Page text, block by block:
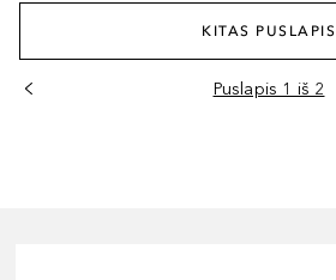
KITAS PUSLAPIS
Puslapis 1 iš 2